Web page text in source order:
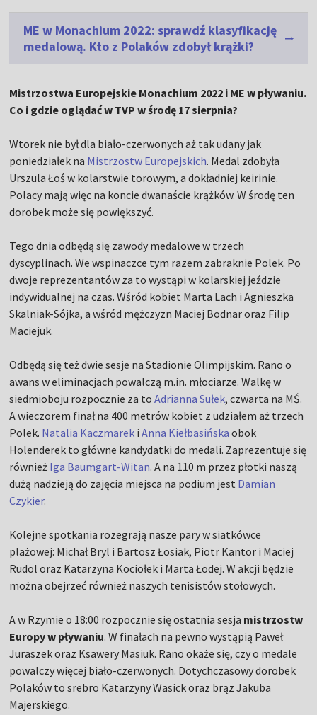
ME w Monachium 2022: sprawdź klasyfikację
medalową. Kto z Polaków zdobył krążki?
Mistrzostwa Europejskie Monachium 2022 i ME w pływaniu.
Co i gdzie oglądać w TVP w środę 17 sierpnia?
Wtorek nie był dla biało-czerwonych aż tak udany jak
poniedziałek na Mistrzostw Europejskich. Medal zdobyła
Urszula Łoś w kolarstwie torowym, a dokładniej keirinie.
Polacy mają więc na koncie dwanaście krążków. W środę ten
dorobek może się powiększyć.
Tego dnia odbędą się zawody medalowe w trzech
dyscyplinach. We wspinaczce tym razem zabraknie Polek. Po
dwoje reprezentantów za to wystąpi w kolarskiej jeździe
indywidualnej na czas. Wśród kobiet Marta Lach i Agnieszka
Skalniak-Sójka, a wśród mężczyzn Maciej Bodnar oraz Filip
Maciejuk.
Odbędą się też dwie sesje na Stadionie Olimpijskim. Rano o
awans w eliminacjach powalczą m.in. młociarze. Walkę w
siedmioboju rozpocznie za toAdrianna Sułek, czwarta na MŚ.
A wieczorem finał na 400 metrów kobiet z udziałem aż trzech
Polek. Natalia Kaczmarek iAnna Kiełbasińska obok
Holenderek to główne kandydatki do medali. Zaprezentuje się
również Iga Baumgart-Witan. A na 110 m przez płotki naszą
dużą nadzieją do zajęcia miejsca na podium jest Damian
Czykier.
Kolejne spotkania rozegrają nasze pary w siatkówce
plażowej: Michał Bryl i Bartosz Łosiak, Piotr Kantor i Maciej
Rudol oraz Katarzyna Kociołek i Marta Łodej. W akcji będzie
można obejrzeć również naszych tenisistów stołowych.
A w Rzymie o 18:00 rozpocznie się ostatnia sesja mistrzostw
Europy w pływaniu. W finałach na pewno wystąpią Paweł
Juraszek oraz Ksawery Masiuk. Rano okaże się, czy o medale
powalczy więcej biało-czerwonych. Dotychczasowy dorobek
Polaków to srebro Katarzyny Wasick oraz brąz Jakuba
Majerskiego.